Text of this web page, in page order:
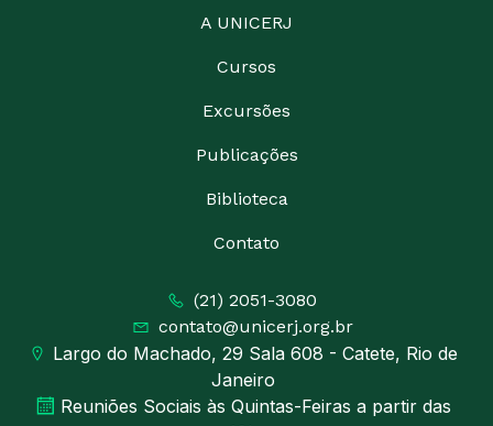
A UNICERJ
Cursos
Excursões
Publicações
Biblioteca
Contato
(21) 2051-3080
contato@unicerj.org.br
Largo do Machado, 29 Sala 608 - Catete, Rio de
Janeiro
Reuniões Sociais às Quintas-Feiras a partir das